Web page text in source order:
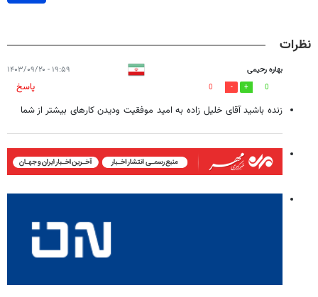
نظرات
بهاره رحیمی ۱۹:۵۹ - ۱۴۰۳/۰۹/۲۰
0
0
پاسخ
زنده باشید آقای خلیل زاده به امید موفقیت ودیدن کارهای بیشتر از شما